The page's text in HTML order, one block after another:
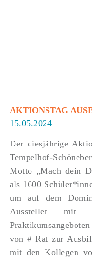
AKTIONSTAG
15.05.2024
Der diesjährige
Tempelhof-
Motto „Mach dein
als 1600
um auf dem
Aussteller mit
von # Rat zur
mit den Kollegen